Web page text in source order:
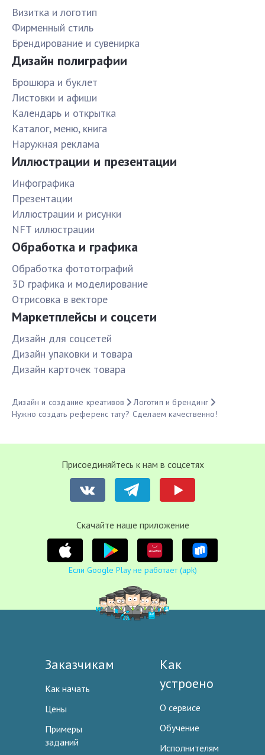
Визитка и логотип
Фирменный стиль
Брендирование и сувенирка
Дизайн полиграфии
Брошюра и буклет
Листовки и афиши
Календарь и открытка
Каталог, меню, книга
Наружная реклама
Иллюстрации и презентации
Инфографика
Презентации
Иллюстрации и рисунки
NFT иллюстрации
Обработка и графика
Обработка фототографий
3D графика и моделирование
Отрисовка в векторе
Маркетплейсы и соцсети
Дизайн для соцсетей
Дизайн упаковки и товара
Дизайн карточек товара
Дизайн и создание креативов
Логотип и брендинг
Нужно создать референс тату? Сделаем качественно!
Присоединяйтесь к нам в соцсетях
Cкачайте наше приложение
Если Google Play не работает (apk)
Заказчикам
Как начать
Цены
Примеры
заданий
Как
устроено
О сервисе
Обучение
Исполнителям